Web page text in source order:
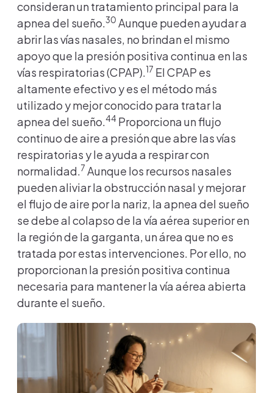
consideran un tratamiento principal para la
apnea del sueño.30 Aunque pueden ayudar a
abrir las vías nasales, no brindan el mismo
apoyo que la presión positiva continua en las
vías respiratorias (CPAP).17 El CPAP es
altamente efectivo y es el método más
utilizado y mejor conocido para tratar la
apnea del sueño.44 Proporciona un flujo
continuo de aire a presión que abre las vías
respiratorias y le ayuda a respirar con
normalidad.7 Aunque los recursos nasales
pueden aliviar la obstrucción nasal y mejorar
el flujo de aire por la nariz, la apnea del sueño
se debe al colapso de la vía aérea superior en
la región de la garganta, un área que no es
tratada por estas intervenciones. Por ello, no
proporcionan la presión positiva continua
necesaria para mantener la vía aérea abierta
durante el sueño.